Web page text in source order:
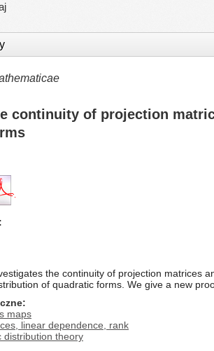
continuity of projection
the continuity of projection matrices
of quadratic forms. We give a new
maps
linear dependence, rank
distribution theory